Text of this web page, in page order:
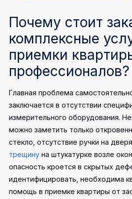
Почему стоит
комплексные
приемки
профессионалов?
Главная проблема
заключается в отсутствии
измерительного оборудования.
можно заметить только
стекло, отсутствие ручки на
трещину на штукатурке возле
опасность кроется в скрытых
идентифицировать, необходима
помощь в приемке квартиры от